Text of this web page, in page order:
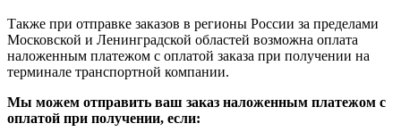
Также при отправке заказов в регионы России за пределами
Московской и Ленинградской областей возможна оплата
наложенным платежом с оплатой заказа при получении на
терминале транспортной компании.
Мы можем отправить ваш заказ наложенным платежом с
оплатой при получении, если: